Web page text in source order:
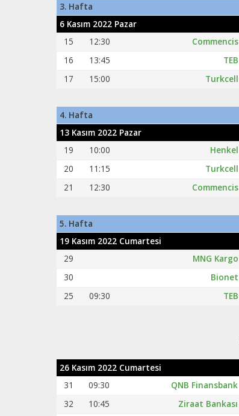
3. Hafta
6 Kasım 2022 Pazar
15
12:30 Commencis
16
13:45 TEB
17
15:00 Turkcell
4. Hafta
13 Kasım 2022 Pazar
19
10:00 Henkel
20
11:15 Turkcell
21
12:30 Commencis
5. Hafta
19 Kasım 2022 Cumartesi
29
MNG Kargo
30
Bionet
25
09:30 TEB
26 Kasım 2022 Cumartesi
31
09:30 QNB Finansbank
32
10:45 Ziraat Bankası